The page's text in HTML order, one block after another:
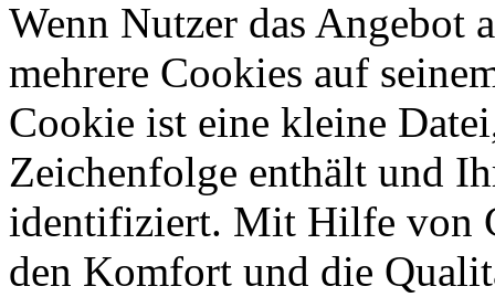
Wenn Nutzer das Angebot
mehrere Cookies auf
Cookie ist eine kleine
Zeichenfolge enthält und
identifiziert. Mit Hilfe von
den Komfort und die